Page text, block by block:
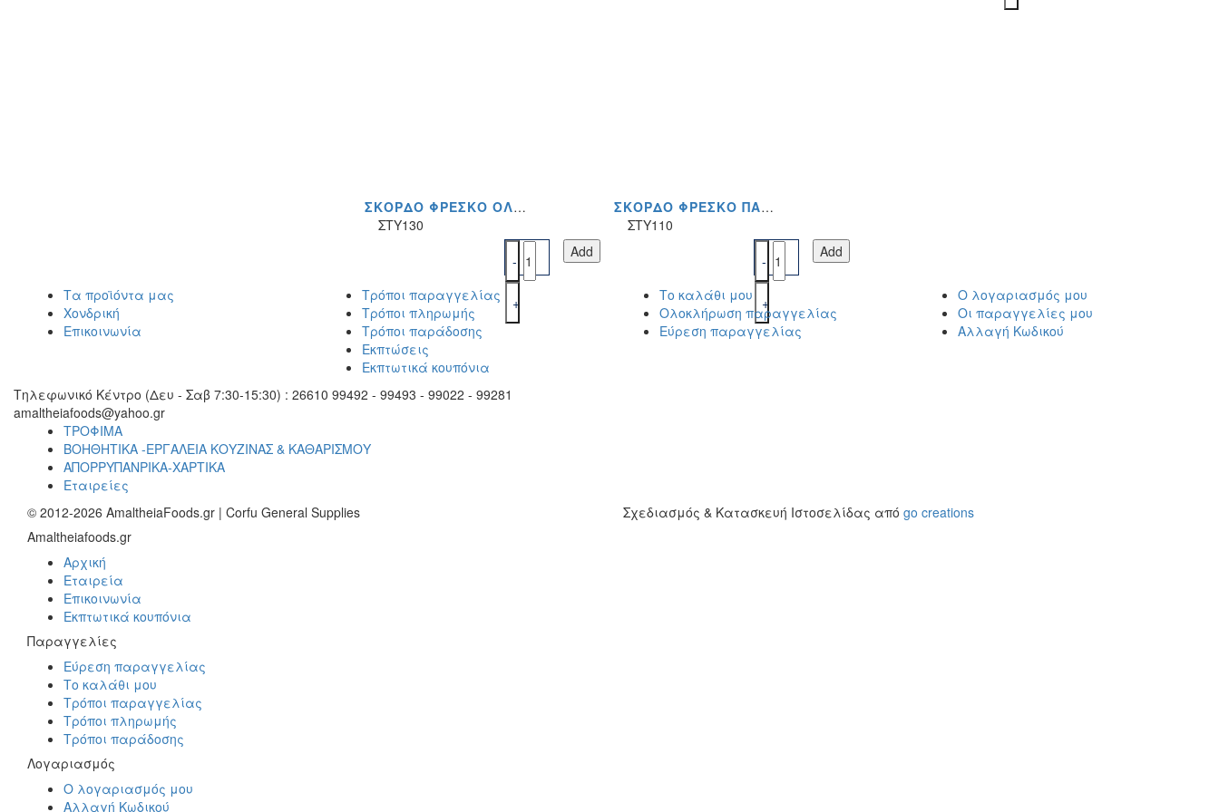
ΣΚΌΡΔΟ ΦΡΈΣΚΟ ΟΛΌΚΛΗΡΟ 1KG(12ΤΕΜ/ΚΙΒ)ΤΙΜΉ ΤΕΜΑΧΊΟΥ
ΣΤΥ130
Add
ΣΚΌΡΔΟ ΦΡΈΣΚΟ ΠΆΣΤΑ 1KG(12ΤΕΜ/ΚΙΒ)ΤΙΜΉ ΤΕΜΑΧΊΟΥ
ΣΤΥ110
Add
Τα προϊόντα μας
Χονδρική
Επικοινωνία
Τρόποι παραγγελίας
Τρόποι πληρωμής
Τρόποι παράδοσης
Εκπτώσεις
Εκπτωτικά κουπόνια
Το καλάθι μου
Ολοκλήρωση παραγγελίας
Εύρεση παραγγελίας
Ο λογαριασμός μου
Οι παραγγελίες μου
Αλλαγή Κωδικού
Τηλεφωνικό Κέντρο (Δευ - Σαβ 7:30-15:30) : 26610 99492 - 99493 - 99022 - 99281
amaltheiafoods@yahoo.gr
ΤΡΟΦΙΜΑ
ΒΟΗΘΗΤΙΚΑ -ΕΡΓΑΛΕΙΑ ΚΟΥΖΙΝΑΣ & ΚΑΘΑΡΙΣΜΟΥ
ΑΠΟΡΡΥΠΑΝΡΙΚΑ-ΧΑΡΤΙΚΑ
Εταιρείες
© 2012-2026 AmaltheiaFoods.gr | Corfu General Supplies
Σχεδιασμός & Κατασκευή Ιστοσελίδας από go creations
Amaltheiafoods.gr
Αρχική
Εταιρεία
Επικοινωνία
Εκπτωτικά κουπόνια
Παραγγελίες
Εύρεση παραγγελίας
Το καλάθι μου
Τρόποι παραγγελίας
Τρόποι πληρωμής
Τρόποι παράδοσης
Λογαριασμός
Ο λογαριασμός μου
Αλλαγή Κωδικού